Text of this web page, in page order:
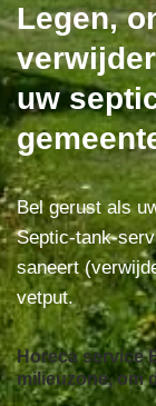
Legen,
uw
Bel gerust als
Septic-tank-
saneert
vetput.
Horeca service
milieuzone, om